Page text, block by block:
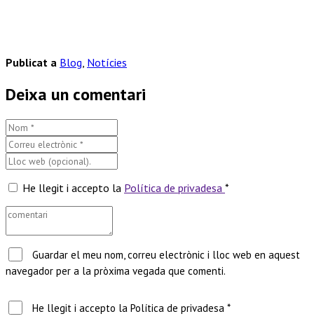
Publicat a Blog Notícies
Deixa un comentari
He llegit i accepto la Política de privadesa *
Guardar el meu nom, correu electrònic i lloc web en aquest
navegador per a la pròxima vegada que comenti.
He llegit i accepto la Política de privadesa *